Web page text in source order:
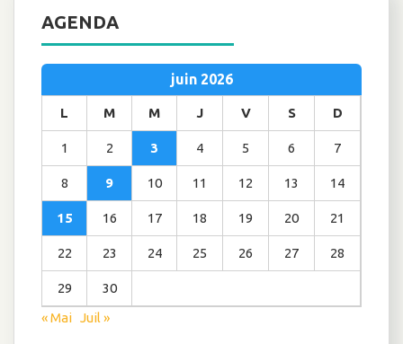
AGENDA
juin 2026
L M M J V S D
1 2 3 4 5 6 7
8 9 10 11 12 13 14
15 16 17 18 19 20 21
22 23 24 25 26 27 28
29
30
« Mai Juil »